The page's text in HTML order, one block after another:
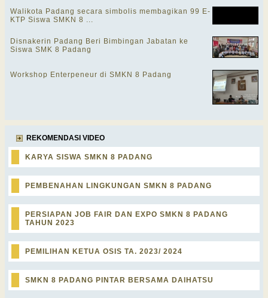
Walikota Padang secara simbolis membagikan 99 E-
KTP Siswa SMKN 8 ...
Disnakerin Padang Beri Bimbingan Jabatan ke
Siswa SMK 8 Padang
Workshop Enterpeneur di SMKN 8 Padang
REKOMENDASI VIDEO
KARYA SISWA SMKN 8 PADANG
PEMBENAHAN LINGKUNGAN SMKN 8 PADANG
PERSIAPAN JOB FAIR DAN EXPO SMKN 8 PADANG
TAHUN 2023
PEMILIHAN KETUA OSIS TA. 2023/ 2024
SMKN 8 PADANG PINTAR BERSAMA DAIHATSU